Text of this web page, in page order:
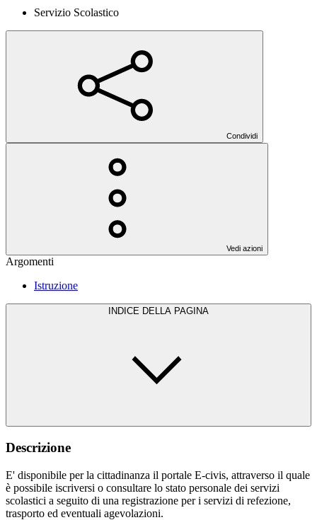
Servizio Scolastico
Condividi
Vedi azioni
Argomenti
Istruzione
INDICE DELLA PAGINA
Descrizione
E' disponibile per la cittadinanza il portale E-civis, attraverso il quale
è possibile iscriversi o consultare lo stato personale dei servizi
scolastici a seguito di una registrazione per i servizi di refezione,
trasporto ed eventuali agevolazioni.